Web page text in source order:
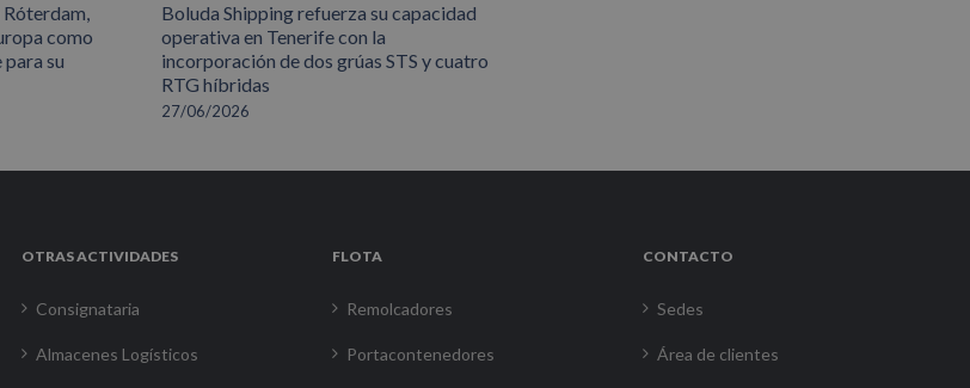
Róterdam,
como
su
Boluda Shipping refuerza su capacidad
operativa en Tenerife con la
incorporación de dos grúas STS y cuatro
RTG híbridas
27/06/2026
OTRAS ACTIVIDADES
Consignataria
Almacenes Logísticos
FLOTA
Remolcadores
Portacontenedores
CONTACTO
Sedes
Área de clientes